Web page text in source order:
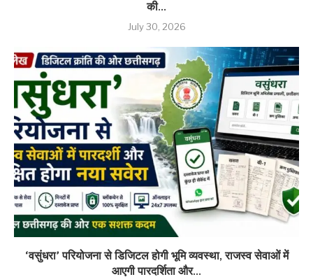
की...
July 30, 2026
‘वसुंधरा’ परियोजना से डिजिटल होगी भूमि व्यवस्था, राजस्व सेवाओं में
आएगी पारदर्शिता और...